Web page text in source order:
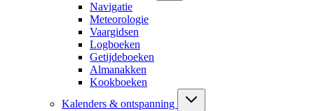
Navigatie
Meteorologie
Vaargidsen
Logboeken
Getijdeboeken
Almanakken
Kookboeken
Kalenders & ontspanning